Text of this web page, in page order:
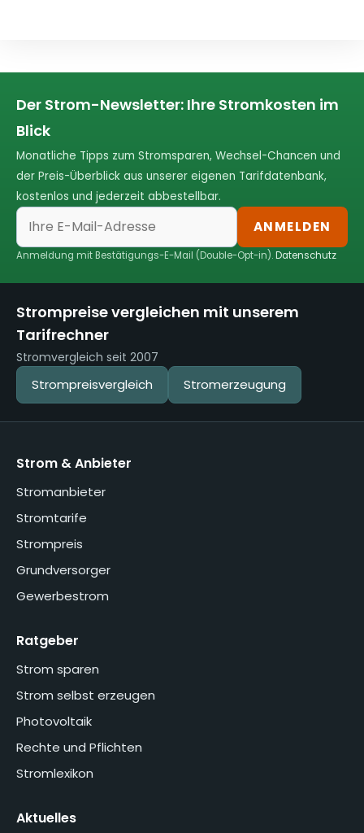
Der Strom-Newsletter: Ihre Stromkosten im
Blick
Monatliche Tipps zum Stromsparen, Wechsel-Chancen und
der Preis-Überblick aus unserer eigenen Tarifdatenbank,
kostenlos und jederzeit abbestellbar.
ANMELDEN
Anmeldung mit Bestätigungs-E-Mail (Double-Opt-in).Datenschutz
Strompreise vergleichen mit unserem
Tarifrechner
Stromvergleich seit 2007
Strompreisvergleich Stromerzeugung
Strom & Anbieter
Stromanbieter
Stromtarife
Strompreis
Grundversorger
Gewerbestrom
Ratgeber
Strom sparen
Strom selbst erzeugen
Photovoltaik
Rechte und Pflichten
Stromlexikon
Aktuelles